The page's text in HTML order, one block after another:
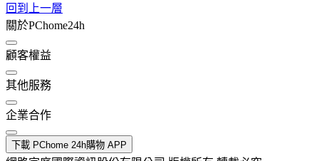
回到上一層
關於PChome24h
顧客權益
其他服務
企業合作
下載 PChome 24h購物 APP